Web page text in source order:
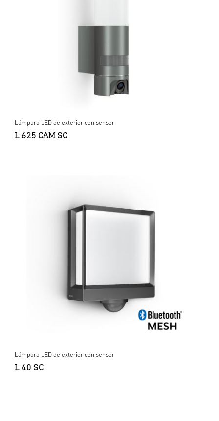
Lámpara LED de exterior con sensor
L 625 CAM SC
Lámpara LED de exterior con sensor
L 40 SC